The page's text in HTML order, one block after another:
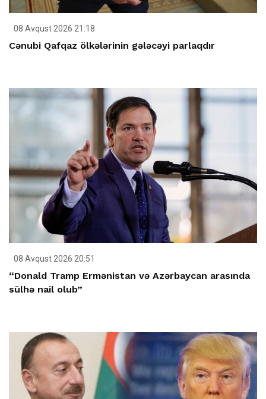
08 Avqust 2026 21:18
Cənubi Qafqaz ölkələrinin gələcəyi parlaqdır
08 Avqust 2026 20:51
“Donald Tramp Ermənistan və Azərbaycan arasında
sülhə nail olub”